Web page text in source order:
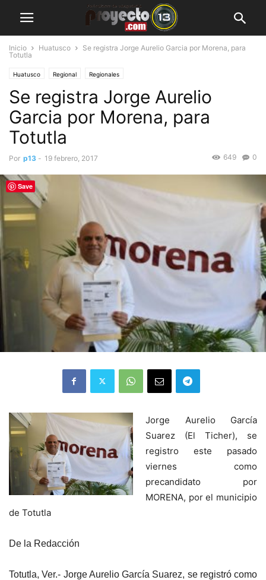
Inicio Huatusco
Se registra Jorge Aurelio Garcia por Morena, para
Totutla
Huatusco Regional Regionales
Se registra Jorge Aurelio
Garcia por Morena, para
Totutla
Por p13 - 19 febrero, 2017 0
649
Jorge Aurelio García
Suarez (El Ticher), se
registro este pasado
viernes como
precandidato por
MORENA, por el municipio
de Totutla
De la Redacción
Totutla, Ver.- Jorge Aurelio García Suarez, se registró como
Save